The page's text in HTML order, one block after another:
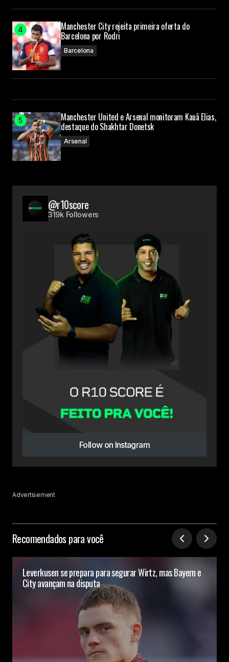
Manchester City rejeita primeira oferta do
Barcelona por Rodri
Barcelona
Manchester United e Arsenal monitoram Kauã Elias,
destaque do Shakhtar Donetsk
Arsenal
@r10score
319k Followers
Follow on Instagram
Advertisement
Recomendados para você
Leverkusen se prepara para segurar Wirtz, mas Bayern e
City avançam na disputa